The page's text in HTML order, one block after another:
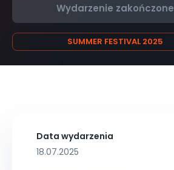
Wydarzenie zakończone
SUMMER FESTIVAL 2025
Data wydarzenia
18.07.2025